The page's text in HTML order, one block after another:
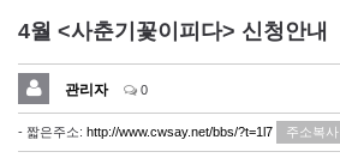
4월 <사춘기꽃이피다> 신청안내
관리자 0
- 짧은주소: http://www.cwsay.net/bbs/?t=1l7 주소복사